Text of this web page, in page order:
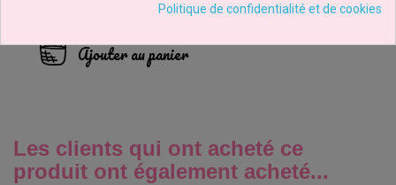
Ajouter au panier
Les clients qui ont acheté ce
produit ont également acheté...
Politique de confidentialité et de cookies